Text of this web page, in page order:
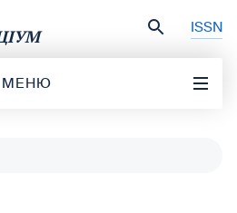
ISSN
МЕНЮ